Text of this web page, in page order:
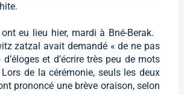
eu lieu hier, mardi à Bné-Berak.
zatzal avait demandé « de ne pas
et d’écrire très peu de mots
de la cérémonie, seuls les deux
prononcé une brève oraison, selon